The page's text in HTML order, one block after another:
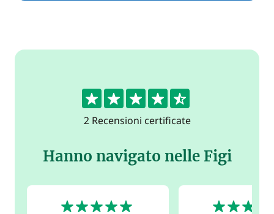
4.5
2 Recensioni certificate
Hanno navigato nelle Figi